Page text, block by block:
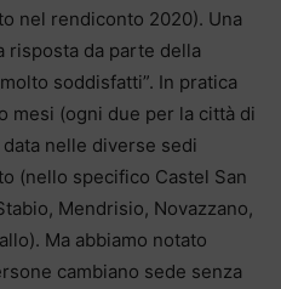
nel rendiconto 2020). Una
risposta da parte della
soddisfatti”. In pratica
mesi (ogni due per la città di
nelle diverse sedi
(nello specifico Castel San
Mendrisio, Novazzano,
Ma abbiamo notato
cambiano sede senza